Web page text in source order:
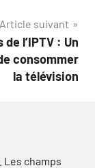
Article suivant
l’IPTV : Un
consommer
la télévision
Les champs